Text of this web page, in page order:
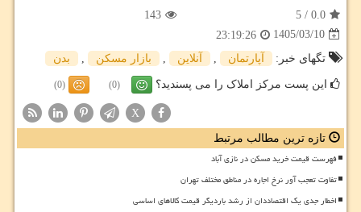
0.0
/
5
143
1405/03/10
23:19:26
تگهای خبر:
آپارتمان آنلاین بازار مسكن بدن
این پست مرکز املاک را می پسندید؟ (0)
(0)
X
تازه ترین مطالب مرتبط
فهرست قیمت خرید مسکن در نازی آباد
تفاوت تعجب آور نرخ اجاره در مناطق مختلف تهران
اخطار جدی یک اقتصاددان از رشد باردیگر قیمت کالاهای اساسی